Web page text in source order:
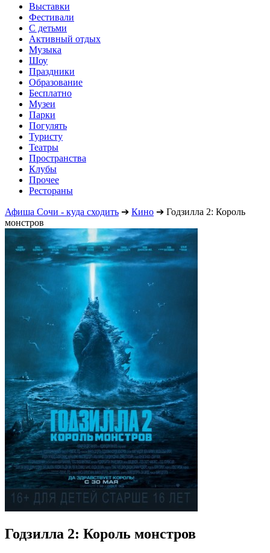
Выставки
Фестивали
С детьми
Активный отдых
Музыка
Шоу
Праздники
Образование
Бесплатно
Музеи
Парки
Погулять
Туристу
Театры
Пространства
Клубы
Прочее
Рестораны
Афиша Сочи - куда сходить ➔ Кино ➔ Годзилла 2: Король
монстров
Годзилла 2: Король монстров